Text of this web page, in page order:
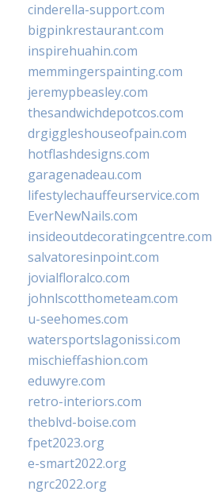
cinderella-support.com
bigpinkrestaurant.com
inspirehuahin.com
memmingerspainting.com
jeremypbeasley.com
thesandwichdepotcos.com
drgiggleshouseofpain.com
hotflashdesigns.com
garagenadeau.com
lifestylechauffeurservice.com
EverNewNails.com
insideoutdecoratingcentre.com
salvatoresinpoint.com
jovialfloralco.com
johnlscotthometeam.com
u-seehomes.com
watersportslagonissi.com
mischieffashion.com
eduwyre.com
retro-interiors.com
theblvd-boise.com
fpet2023.org
e-smart2022.org
ngrc2022.org